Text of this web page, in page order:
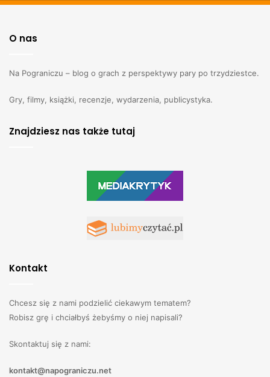
O nas
Na Pograniczu – blog o grach z perspektywy pary po trzydziestce.
Gry, filmy, książki, recenzje, wydarzenia, publicystyka.
Znajdziesz nas także tutaj
Kontakt
Chcesz się z nami podzielić ciekawym tematem?
Robisz grę i chciałbyś żebyśmy o niej napisali?
Skontaktuj się z nami:
kontakt@napograniczu.net